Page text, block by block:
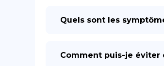
Quels sont les
Comment puis-je éviter